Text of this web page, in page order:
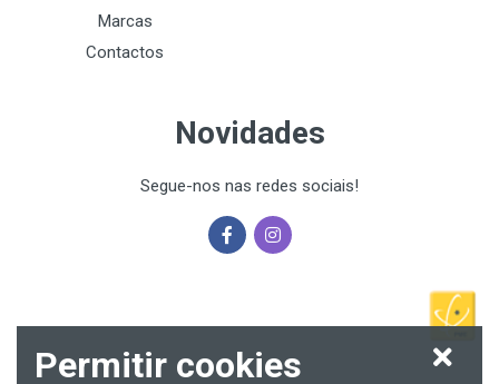
Permitir cookies
Marcas
Contactos
Novidades
Segue-nos nas redes sociais!